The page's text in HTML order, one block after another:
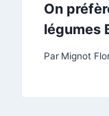
On
légumes
Par Mignot